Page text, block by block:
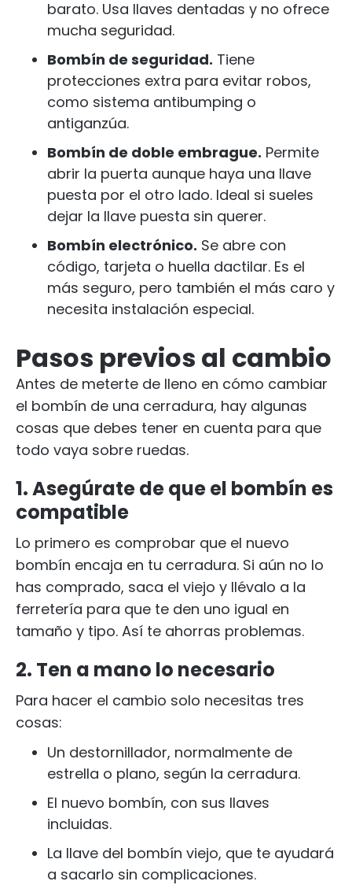
barato. Usa llaves dentadas y no ofrece
mucha seguridad.
Bombín de seguridad. Tiene
protecciones extra para evitar robos,
como sistema antibumping o
antiganzúa.
Bombín de doble embrague. Permite
abrir la puerta aunque haya una llave
puesta por el otro lado. Ideal si sueles
dejar la llave puesta sin querer.
Bombín electrónico. Se abre con
código, tarjeta o huella dactilar. Es el
más seguro, pero también el más caro y
necesita instalación especial.
Pasos previos al cambio
Antes de meterte de lleno en cómo cambiar
el bombín de una cerradura, hay algunas
cosas que debes tener en cuenta para que
todo vaya sobre ruedas.
1. Asegúrate de que el bombín es
compatible
Lo primero es comprobar que el nuevo
bombín encaja en tu cerradura. Si aún no lo
has comprado, saca el viejo y llévalo a la
ferretería para que te den uno igual en
tamaño y tipo. Así te ahorras problemas.
2. Ten a mano lo necesario
Para hacer el cambio solo necesitas tres
cosas:
Un destornillador, normalmente de
estrella o plano, según la cerradura.
El nuevo bombín, con sus llaves
incluidas.
La llave del bombín viejo, que te ayudará
a sacarlo sin complicaciones.